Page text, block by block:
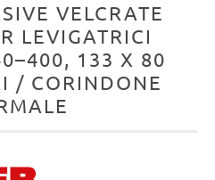
VELCRATE
LEVIGATRICI
133 X 80
/ CORINDONE